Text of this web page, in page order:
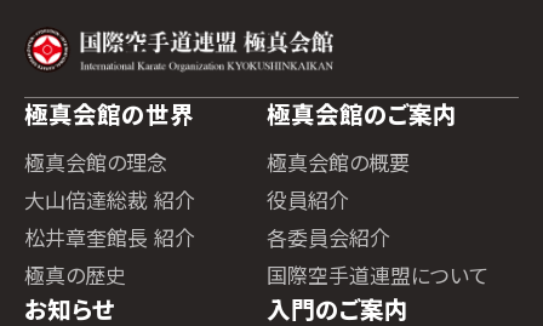
極真会館の世界
極真会館の理念
大山倍達総裁 紹介
松井章奎館長 紹介
極真の歴史
極真会館のご案内
極真会館の概要
役員紹介
各委員会紹介
国際空手道連盟について
お知らせ 入門のご案内